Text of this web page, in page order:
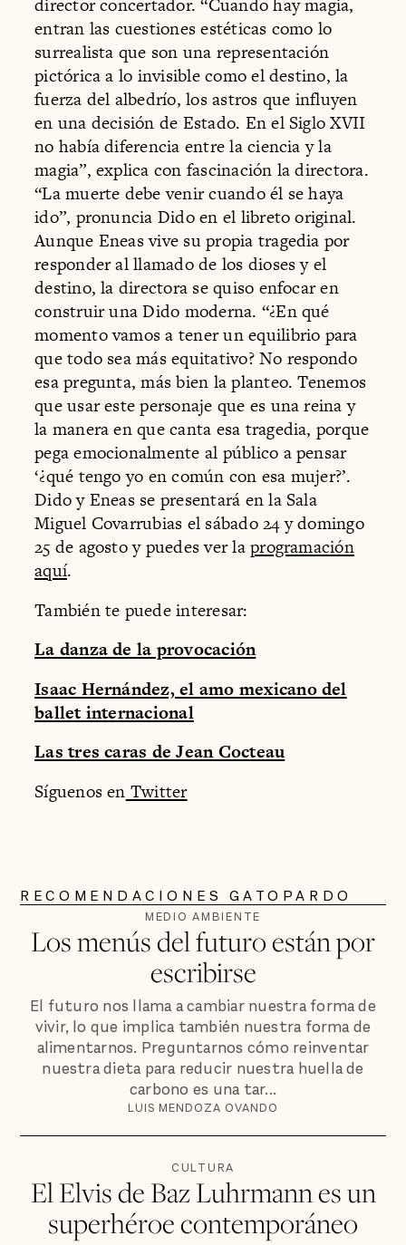
director concertador. “Cuando hay magia,
entran las cuestiones estéticas como lo
surrealista que son una representación
pictórica a lo invisible como el destino, la
fuerza del albedrío, los astros que influyen
en una decisión de Estado. En el Siglo XVII
no había diferencia entre la ciencia y la
magia”, explica con fascinación la directora.
“La muerte debe venir cuando él se haya
ido”, pronuncia Dido en el libreto original.
Aunque Eneas vive su propia tragedia por
responder al llamado de los dioses y el
destino, la directora se quiso enfocar en
construir una Dido moderna. “¿En qué
momento vamos a tener un equilibrio para
que todo sea más equitativo? No respondo
esa pregunta, más bien la planteo. Tenemos
que usar este personaje que es una reina y
la manera en que canta esa tragedia, porque
pega emocionalmente al público a pensar
‘¿qué tengo yo en común con esa mujer?’.
Dido y Eneas se presentará en la Sala
Miguel Covarrubias el sábado 24 y domingo
25 de agosto y puedes ver laprogramación
aquí.
También te puede interesar:
La danza de la provocación
Isaac Hernández, el amo mexicano del
ballet internacional
Las tres caras de Jean Cocteau
Síguenos en Twitter
RECOMENDACIONES GATOPARDO
MEDIO AMBIENTE
Los menús del futuro están por
escribirse
El futuro nos llama a cambiar nuestra forma de
vivir, lo que implica también nuestra forma de
alimentarnos. Preguntarnos cómo reinventar
nuestra dieta para reducir nuestra huella de
carbono es una tar...
LUIS MENDOZA OVANDO
CULTURA
El Elvis de Baz Luhrmann es un
superhéroe contemporáneo